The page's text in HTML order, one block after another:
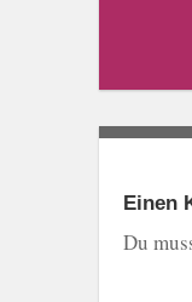
Einen
Du